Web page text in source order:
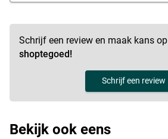
Schrijf een review en maak kans op
shoptegoed!
Schrijf een review
Bekijk ook eens